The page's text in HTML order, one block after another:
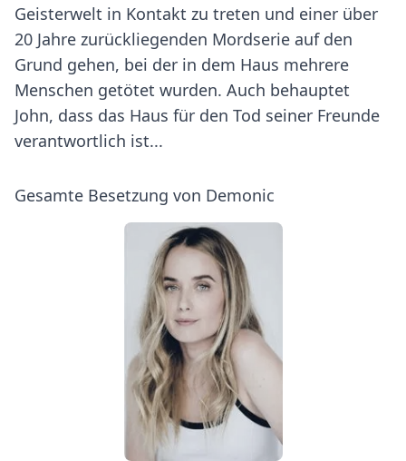
Geisterwelt in Kontakt zu treten und einer über
20 Jahre zurückliegenden Mordserie auf den
Grund gehen, bei der in dem Haus mehrere
Menschen getötet wurden. Auch behauptet
John, dass das Haus für den Tod seiner Freunde
verantwortlich ist...
Gesamte Besetzung von Demonic